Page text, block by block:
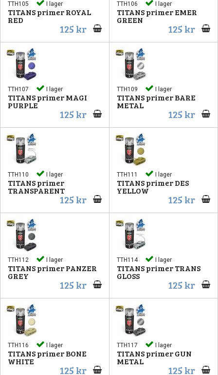
TTH105 I lager
TITANS primer ROYAL
RED
125 kr
TTH106 I lager
TITANS primer EMER
GREEN
125 kr
TTH107 I lager
TITANS primer MAGI
PURPLE
125 kr
TTH109 I lager
TITANS primer BARE
METAL
125 kr
TTH110 I lager
TITANS primer
TRANSPARENT
125 kr
TTH111 I lager
TITANS primer DES
YELLOW
125 kr
TTH112 I lager
TITANS primer PANZER
GREY
125 kr
TTH114 I lager
TITANS primer TRANS
GLOSS
125 kr
TTH116 I lager
TITANS primer BONE
WHITE
125 kr
TTH117 I lager
TITANS primer GUN
METAL
125 kr